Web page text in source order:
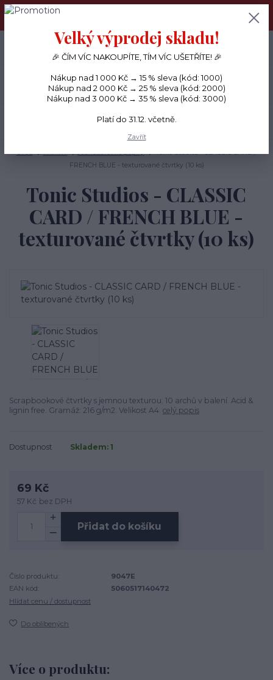
PŘÁNÍČKA a PAPÍROVÉ DÁRKY odesílám každý den, KREATIVNÍ
Menu
CZK
+420 734 380 930
(Po-Ne, 8-20 hod.)
FRENCH BLUE - texturované čtvrtky (10 ks)
Tonic Studios - CLASSIC
CARD / FRENCH BLUE -
texturované čtvrtky (10 ks)
Scrapbookové čtvrtky s jemnou texturou. 10 archů v balení. Acid &
lignin free. Gramáž: 216 g/m2. Velikost A4. celý popis
Dostupnost Skladem: 1
69 Kč
57 Kč bez DPH
Přidat do košíku
Číslo produktu:
9047E
EAN kód:
5060517140472
Hlídat cenu / dostupnost
Do oblíbených
Více o produktu:
Velký výprodej skladu!
🎉 ČÍM VÍC NAKOUPÍTE, TÍM VÍC UŠETŘÍTE! 🎉
Nákup nad 1 000 Kč → 15 % sleva (kód: 1000)
Nákup nad 2 000 Kč → 25 % sleva (kód: 2000)
Nákup nad 3 000 Kč → 35 % sleva (kód: 3000)
Platí do 31.12. včetně.
Zavřít